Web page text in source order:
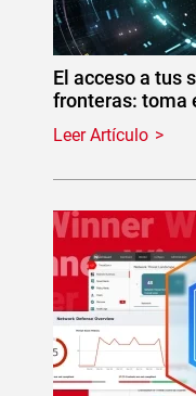
El acceso a tus
fronteras: toma
Leer Artículo